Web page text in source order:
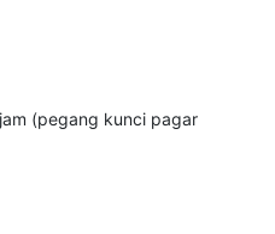
(pegang kunci pagar